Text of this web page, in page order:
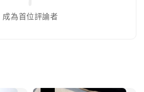
成為首位評論者